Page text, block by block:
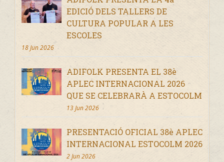
EDICIÓ DELS TALLERS DE
CULTURA POPULAR A LES
ESCOLES
18 Jun 2026
ADIFOLK PRESENTA EL 38è
APLEC INTERNACIONAL 2026
QUE SE CELEBRARÀ A ESTOCOLM
13 Jun 2026
PRESENTACIÓ OFICIAL 38è APLEC
INTERNACIONAL ESTOCOLM 2026
2 Jun 2026